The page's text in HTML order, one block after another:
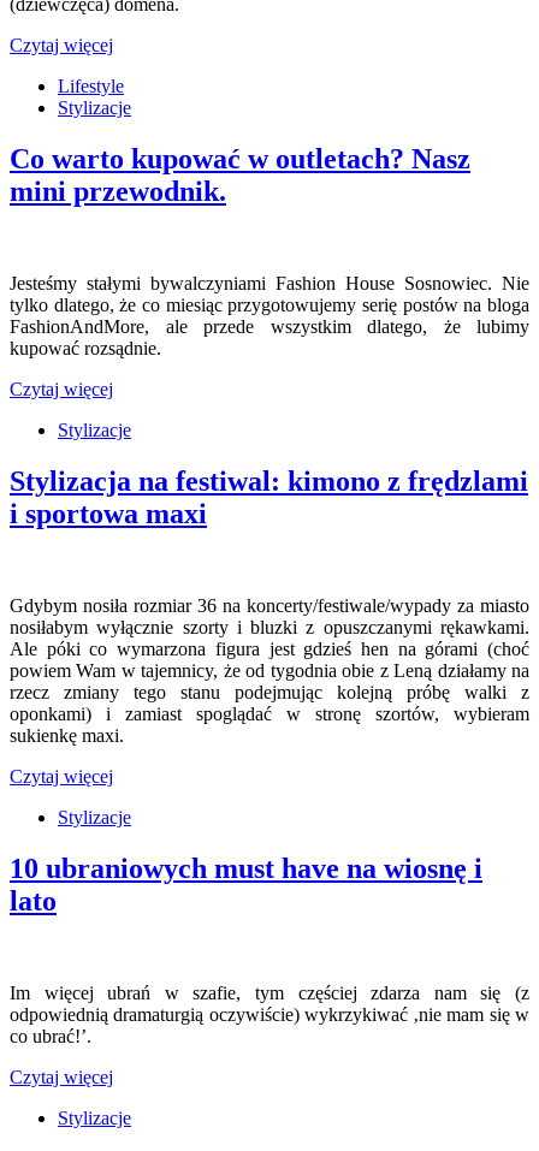
(dziewczęca) domena.
Czytaj więcej
Lifestyle
Stylizacje
Co warto kupować w outletach? Nasz
mini przewodnik.
Jesteśmy stałymi bywalczyniami Fashion House Sosnowiec. Nie
tylko dlatego, że co miesiąc przygotowujemy serię postów na bloga
FashionAndMore, ale przede wszystkim dlatego, że lubimy
kupować rozsądnie.
Czytaj więcej
Stylizacje
Stylizacja na festiwal: kimono z frędzlami
i sportowa maxi
Gdybym nosiła rozmiar 36 na koncerty/festiwale/wypady za miasto
nosiłabym wyłącznie szorty i bluzki z opuszczanymi rękawkami.
Ale póki co wymarzona figura jest gdzieś hen na górami (choć
powiem Wam w tajemnicy, że od tygodnia obie z Leną działamy na
rzecz zmiany tego stanu podejmując kolejną próbę walki z
oponkami) i zamiast spoglądać w stronę szortów, wybieram
sukienkę maxi.
Czytaj więcej
Stylizacje
10 ubraniowych must have na wiosnę i
lato
Im więcej ubrań w szafie, tym częściej zdarza nam się (z
odpowiednią dramaturgią oczywiście) wykrzykiwać ‚nie mam się w
co ubrać!’.
Czytaj więcej
Stylizacje